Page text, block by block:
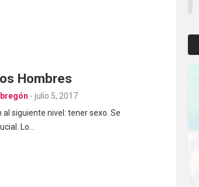
Hombres
- julio 5, 2017
siguiente nivel: tener sexo. Se
Lo…